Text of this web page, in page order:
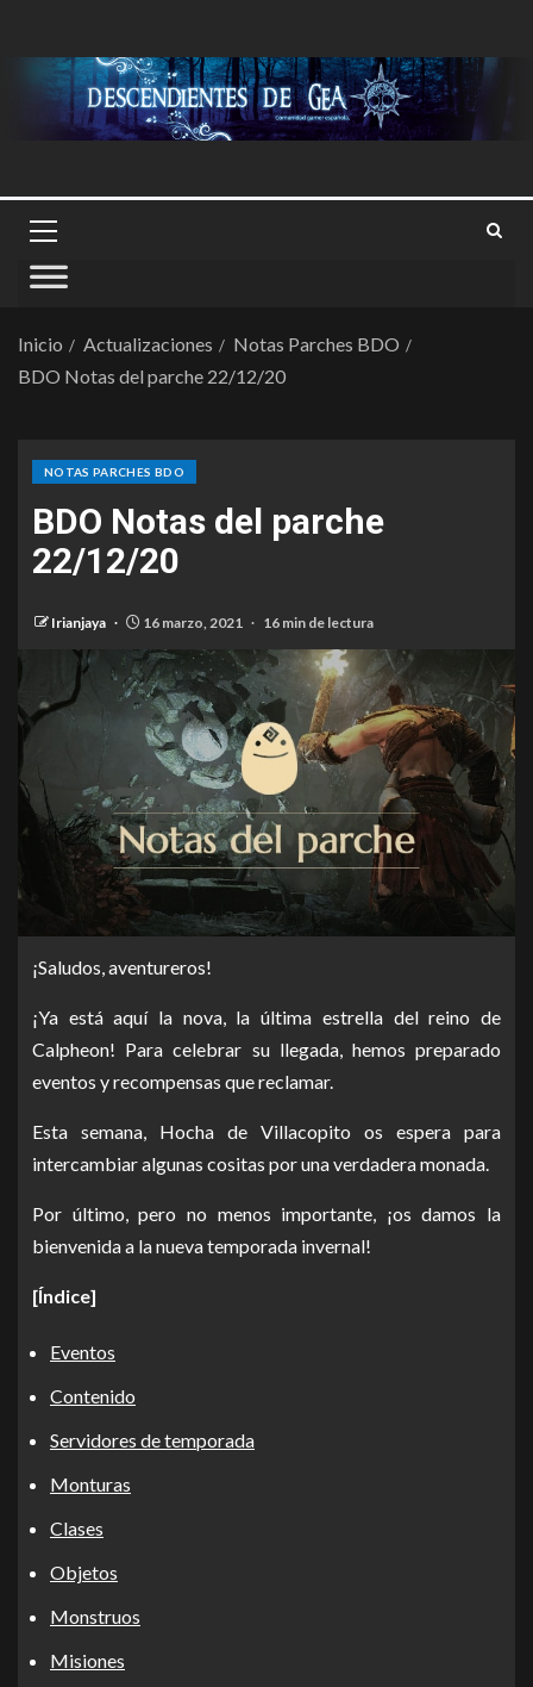
Inicio Actualizaciones
Notas Parches BDO
BDO Notas del parche 22/12/20
NOTAS PARCHES BDO
BDO Notas del parche
22/12/20
Irianjaya 16 marzo, 2021 16 min de lectura
¡Saludos, aventureros!
¡Ya está aquí la nova, la última estrella del reino de
Calpheon! Para celebrar su llegada, hemos preparado
eventos y recompensas que reclamar.
Esta semana, Hocha de Villacopito os espera para
intercambiar algunas cositas por una verdadera monada.
Por último, pero no menos importante, ¡os damos la
bienvenida a la nueva temporada invernal!
[Índice]
Eventos
Contenido
Servidores de temporada
Monturas
Clases
Objetos
Monstruos
Misiones